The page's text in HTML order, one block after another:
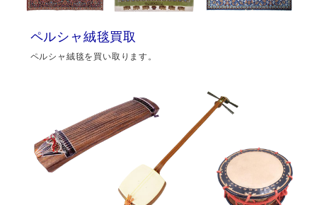
ペルシャ絨毯買取
ペルシャ絨毯を買い取ります。